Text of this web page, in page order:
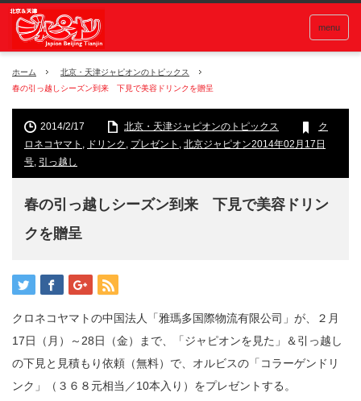
menu
ホーム
北京・天津ジャピオンのトピックス
春の引っ越しシーズン到来 下見で美容ドリンクを贈呈
2014/2/17 北京・天津ジャピオンのトピックス
ク
ロネコヤマト , ドリンク , プレゼント , 北京ジャピオン2014年02月17日
号, 引っ越し
春の引っ越しシーズン到来 下見で美容ドリン
クを贈呈
クロネコヤマトの中国法人「雅瑪多国際物流有限公司」が、２月
17日（月）～28日（金）まで、「ジャピオンを見た」＆引っ越し
の下見と見積もり依頼（無料）で、オルビスの「コラーゲンドリ
ンク」（３６８元相当／10本入り）をプレゼントする。